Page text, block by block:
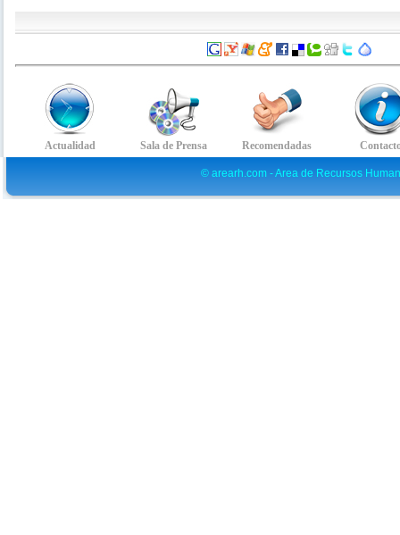
© arearh.com - Area de Recursos